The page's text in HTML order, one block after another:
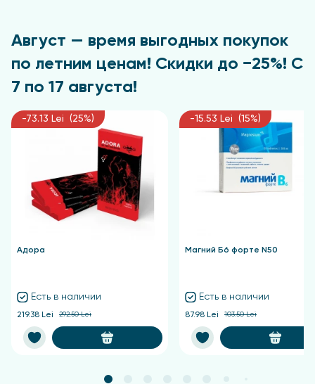
Август — время выгодных покупок
по летним ценам! Скидки до −25%! С
7 по 17 августа!
-73.13 Lei (25%)
Адора
Есть в наличии
219.38 Lei 292.50 Lei
-15.53 Lei (15%)
Магний Б6 форте N50
Есть в наличии
87.98 Lei 103.50 Lei